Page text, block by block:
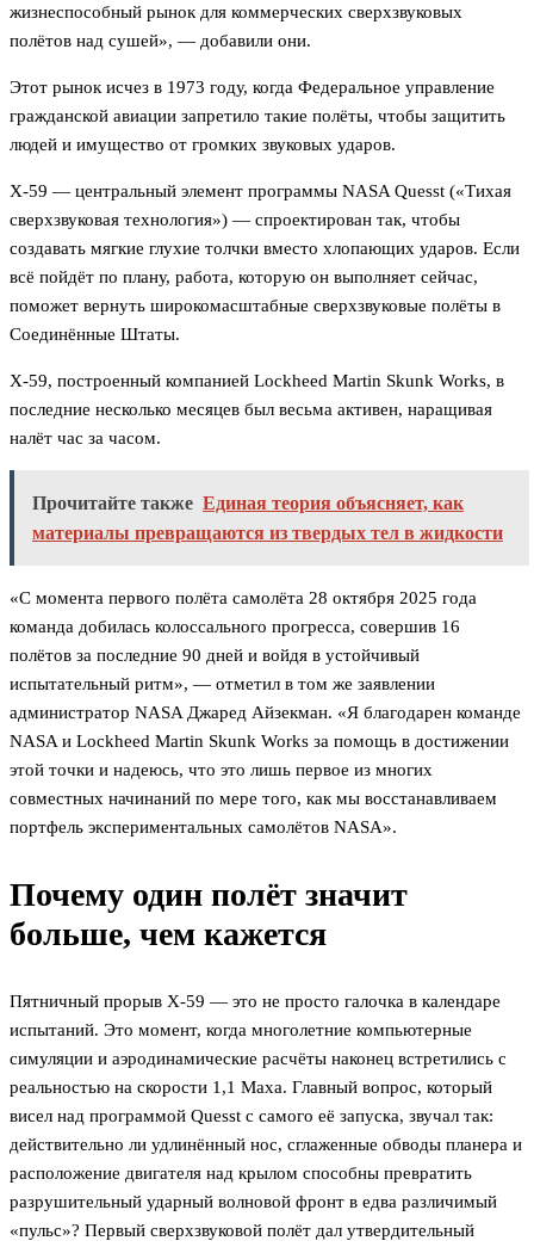
жизнеспособный рынок для коммерческих сверхзвуковых
полётов над сушей», — добавили они.
Этот рынок исчез в 1973 году, когда Федеральное управление
гражданской авиации запретило такие полёты, чтобы защитить
людей и имущество от громких звуковых ударов.
X-59 — центральный элемент программы NASA Quesst («Тихая
сверхзвуковая технология») — спроектирован так, чтобы
создавать мягкие глухие толчки вместо хлопающих ударов. Если
всё пойдёт по плану, работа, которую он выполняет сейчас,
поможет вернуть широкомасштабные сверхзвуковые полёты в
Соединённые Штаты.
X-59, построенный компанией Lockheed Martin Skunk Works, в
последние несколько месяцев был весьма активен, наращивая
налёт час за часом.
Прочитайте также Единая теория объясняет, как
материалы превращаются из твердых тел в жидкости
«С момента первого полёта самолёта 28 октября 2025 года
команда добилась колоссального прогресса, совершив 16
полётов за последние 90 дней и войдя в устойчивый
испытательный ритм», — отметил в том же заявлении
администратор NASA Джаред Айзекман. «Я благодарен команде
NASA и Lockheed Martin Skunk Works за помощь в достижении
этой точки и надеюсь, что это лишь первое из многих
совместных начинаний по мере того, как мы восстанавливаем
портфель экспериментальных самолётов NASA».
Почему один полёт значит
больше, чем кажется
Пятничный прорыв X-59 — это не просто галочка в календаре
испытаний. Это момент, когда многолетние компьютерные
симуляции и аэродинамические расчёты наконец встретились с
реальностью на скорости 1,1 Маха. Главный вопрос, который
висел над программой Quesst с самого её запуска, звучал так:
действительно ли удлинённый нос, сглаженные обводы планера и
расположение двигателя над крылом способны превратить
разрушительный ударный волновой фронт в едва различимый
«пульс»? Первый сверхзвуковой полёт дал утвердительный